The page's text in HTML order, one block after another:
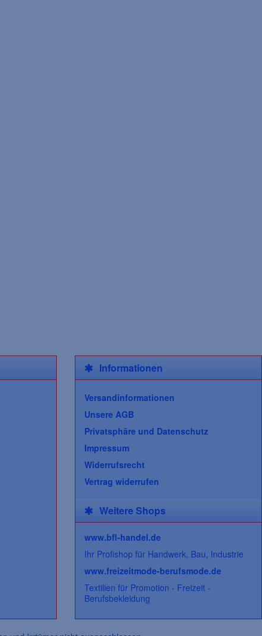
Informationen
Versandinformationen
Unsere AGB
Privatsphäre und Datenschutz
Impressum
Widerrufsrecht
Vertrag widerrufen
Weitere Shops
www.bfl-handel.de
Ihr Profishop für Handwerk, Bau, Industrie
www.freizeitmode-berufsmode.de
Textilien für Promotion - Freizeit -
Berufsbekleidung